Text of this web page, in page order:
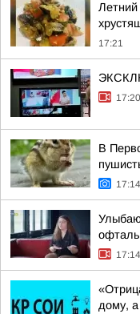
17:21
17:20
В
17:14
17:14
дому,